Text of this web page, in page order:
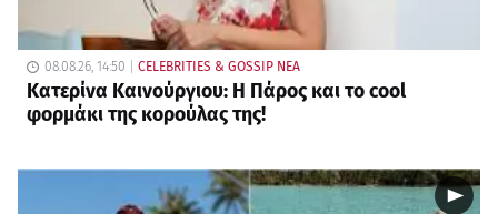
08.08.26, 14:50 CELEBRITIES & GOSSIP ΝΕΑ
Κατερίνα Καινούργιου: Η Πάρος και το cool
φορμάκι της κορούλας της!